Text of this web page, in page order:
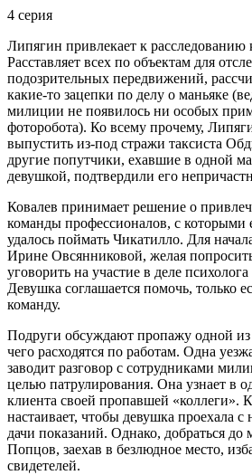
4 серия
Липягин привлекает к расследованию
Расставляет всех по объектам для
подозрительных передвижений,
какие-то зацепки по делу о маньяке
милиции не появилось ни особых
фоторобота). Ко всему прочему,
выпустить из-под стражи таксиста
другие попутчики, ехавшие в одной
девушкой, подтвердили его
Ковалев принимает решение о
команды профессионалов, с которыми
удалось поймать Чикатилло. Для
Ирине Овсянниковой, желая
уговорить на участие в деле
Девушка соглашается помочь, только
команду.
Подруги обсуждают пропажу одной из
чего расходятся по работам. Одна
заводит разговор с сотрудниками
целью патрулирования. Она узнает в
клиента своей пропавшей «коллеги».
настаивает, чтобы девушка проехала
дачи показаний. Однако, добраться до
Попцов, заехав в безлюдное место,
свидетелей.